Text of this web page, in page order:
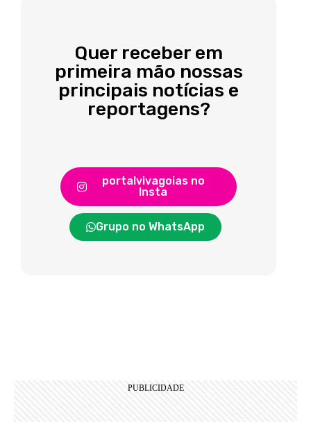
Quer receber em
primeira mão nossas
principais notícias e
reportagens?
portalvivagoias no
Insta
Grupo no WhatsApp